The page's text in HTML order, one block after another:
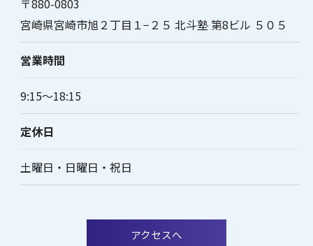
宮崎県宮崎市旭２丁目１−２５ 北斗塾 第8ビル ５０５
営業時間
9:15～18:15
定休日
土曜日・日曜日・祝日
アクセスへ